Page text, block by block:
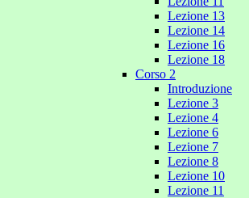
Lezione 13
Lezione 14
Lezione 16
Lezione 18
Corso 2
Introduzione
Lezione 3
Lezione 4
Lezione 6
Lezione 7
Lezione 8
Lezione 10
Lezione 11